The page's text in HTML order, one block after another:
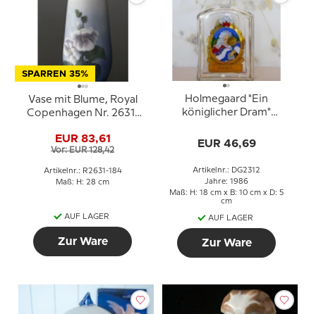
SPARREN 35%
Vase mit Blume, Royal
Copenhagen Nr. 2631-
EUR 83,61
Vor: EUR 128,42
Artikelnr.: R2631-184
Maß: H: 28 cm
AUF LAGER
Zur Ware
Holmegaard "Ein
königlicher Dram"
EUR 46,69
Artikelnr.: DG2312
Jahre: 1986
Maß: H: 18 cm x B: 10 cm x D: 5
cm
AUF LAGER
Zur Ware